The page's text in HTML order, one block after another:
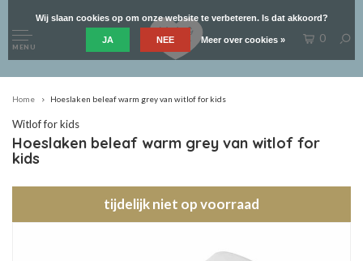
MENU
0
Home Hoeslaken beleaf warm grey van witlof for kids
Witlof for kids
Hoeslaken beleaf warm grey van witlof for
kids
tijdelijk niet op voorraad
Wij slaan cookies op om onze website te verbeteren. Is dat akkoord?
JA NEE Meer over cookies »